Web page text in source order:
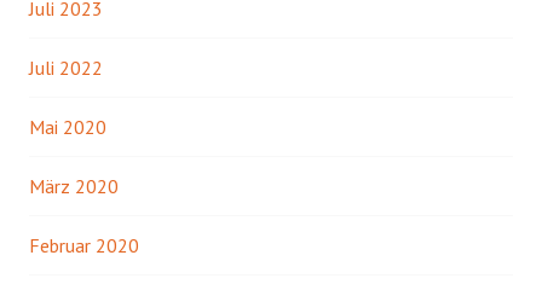
Juli 2023
Juli 2022
Mai 2020
März 2020
Februar 2020